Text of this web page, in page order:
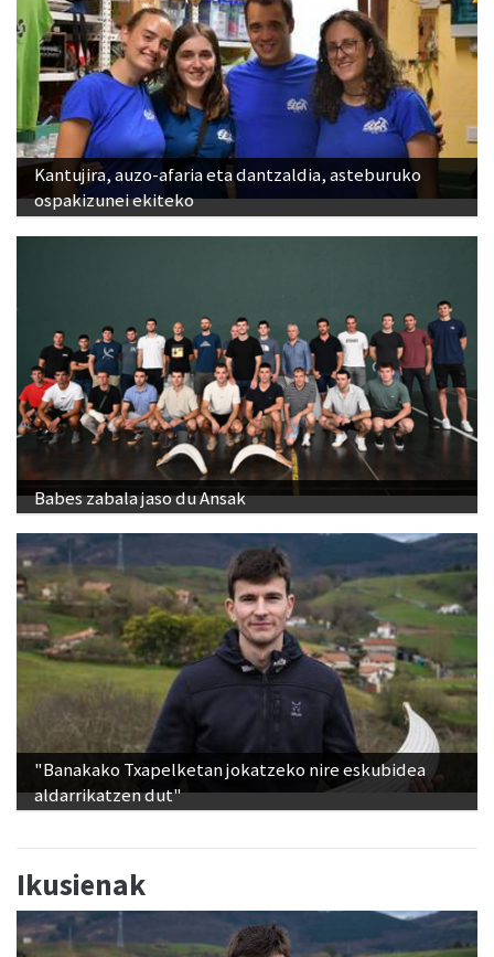
Kantujira, auzo-afaria eta dantzaldia, asteburuko
ospakizunei ekiteko
Babes zabala jaso du Ansak
"Banakako Txapelketan jokatzeko nire eskubidea
aldarrikatzen dut"
Ikusienak